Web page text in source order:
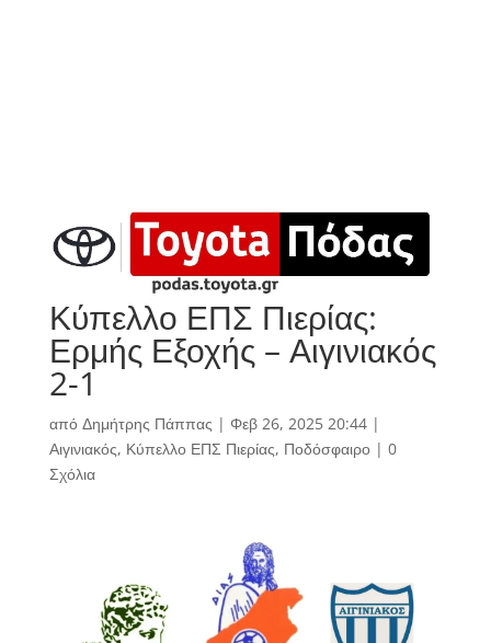
Κύπελλο ΕΠΣ Πιερίας:
Ερμής Εξοχής – Αιγινιακός
2-1
από Δημήτρης Πάππας | Φεβ 26, 2025 20:44|
Αιγινιακός, Κύπελλο ΕΠΣ Πιερίας, Ποδόσφαιρο| 0
Σχόλια